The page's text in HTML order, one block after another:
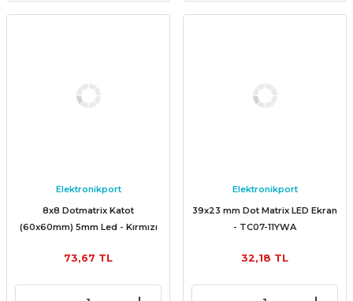
Elektronikport
8x8 Dotmatrix Katot
(60x60mm) 5mm Led - Kırmızı
73,67 TL
Elektronikport
39x23 mm Dot Matrix LED Ekran
- TC07-11YWA
32,18 TL